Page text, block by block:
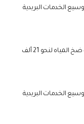
الخدمات البريدية
تأهيل محطة مياه مراط بدير الزور لإعادة ضخ المياه لنحو 21 ألف
الخدمات البريدية